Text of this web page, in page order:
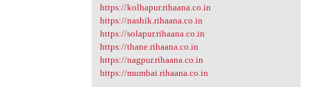
https://kolhapur.rihaana.co.in
https://nashik.rihaana.co.in
https://solapur.rihaana.co.in
https://thane.rihaana.co.in
https://nagpur.rihaana.co.in
https://mumbai.rihaana.co.in